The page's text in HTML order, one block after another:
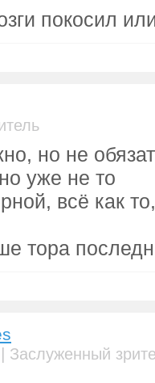
покосил
но не
уже не то
всё как
тора
| Заслуженный